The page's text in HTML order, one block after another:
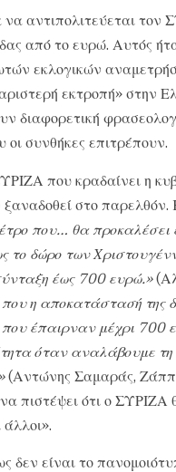
αντιπολιτεύεται τον
από το ευρώ. Αυτός
εκλογικών
εκτροπή» στην
διαφορετική
συνθήκες επιτρέπουν.
που κραδαίνει η
στο παρελθόν.
που… θα προκαλέσει
το δώρο των
έως 700 ευρώ.»
η αποκατάστασή της
έπαιρναν μέχρι 700
όταν αναλάβουμε τη
(Αντώνης Σαμαράς,
πιστέψει ότι ο
είναι το